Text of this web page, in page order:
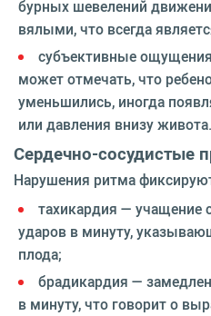
бурных шевелений
вялыми, что всегда
субъективные
может отмечать, что
уменьшились, иногда
или давления внизу живота.
Сердечно-сосудистые
Нарушения ритма
тахикардия — учащение
ударов в минуту,
плода;
брадикардия —
в минуту, что говорит о